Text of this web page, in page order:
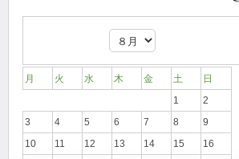
月 火 水 木 金 土
日
1
2
3
4 5 6 7 8
9
10
11 12 13 14 15
16